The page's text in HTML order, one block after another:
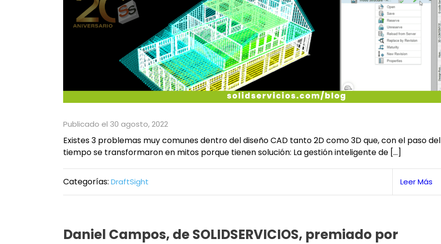
Publicado el 30 agosto, 2022
Existes 3 problemas muy comunes dentro del diseño CAD tanto 2D como 3D que, con el paso del
tiempo se transformaron en mitos porque tienen solución: La gestión inteligente de […]
Leer Más
Categorías: DraftSight
Daniel Campos, de SOLIDSERVICIOS, premiado por